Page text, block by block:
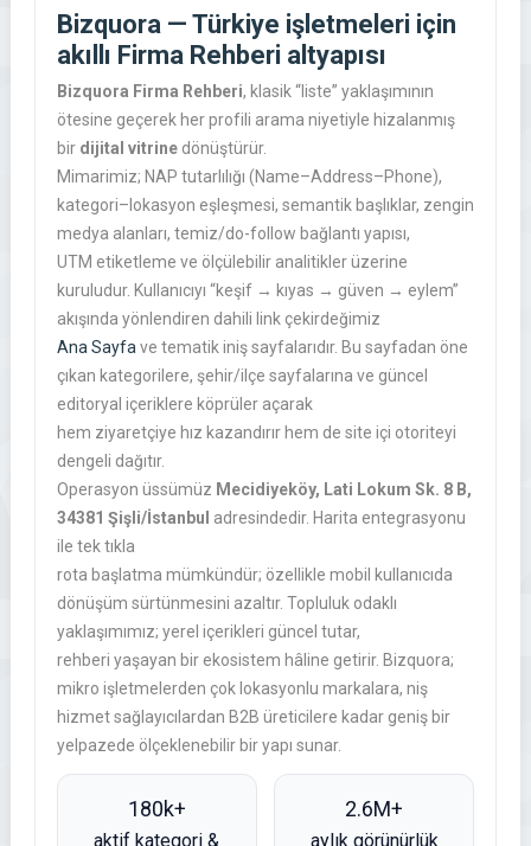
Bizquora — Türkiye işletmeleri için
akıllı Firma Rehberi altyapısı
Bizquora Firma Rehberi, klasik “liste” yaklaşımının
ötesine geçerek her profili arama niyetiyle hizalanmış
bir dijital vitrinedönüştürür.
Mimarimiz; NAP tutarlılığı (Name–Address–Phone),
kategori–lokasyon eşleşmesi, semantik başlıklar, zengin
medya alanları, temiz/do-follow bağlantı yapısı,
UTM etiketleme ve ölçülebilir analitikler üzerine
kuruludur. Kullanıcıyı “keşif → kıyas → güven → eylem”
akışında yönlendiren dahili link çekirdeğimiz
Ana Sayfa ve tematik iniş sayfalarıdır. Bu sayfadan öne
çıkan kategorilere, şehir/ilçe sayfalarına ve güncel
editoryal içeriklere köprüler açarak
hem ziyaretçiye hız kazandırır hem de site içi otoriteyi
dengeli dağıtır.
Operasyon üssümüz Mecidiyeköy, Lati Lokum Sk. 8 B,
34381 Şişli/İstanbul adresindedir. Harita entegrasyonu
ile tek tıkla
rota başlatma mümkündür; özellikle mobil kullanıcıda
dönüşüm sürtünmesini azaltır. Topluluk odaklı
yaklaşımımız; yerel içerikleri güncel tutar,
rehberi yaşayan bir ekosistem hâline getirir. Bizquora;
mikro işletmelerden çok lokasyonlu markalara, niş
hizmet sağlayıcılardan B2B üreticilere kadar geniş bir
yelpazede ölçeklenebilir bir yapı sunar.
180k+
aktif kategori &
2.6M+
aylık görünürlük